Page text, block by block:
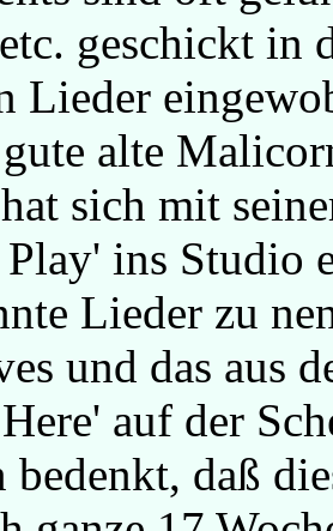
geschickt in
Lieder
alte
sich mit
ins Studio
Lieder zu
und das aus
auf der
bedenkt, daß